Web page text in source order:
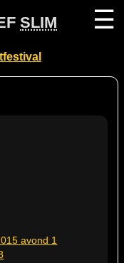
SLIM ☰
avond 1